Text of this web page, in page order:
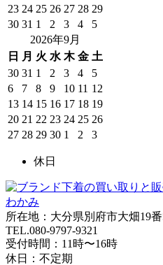
23 24 25 26 27 28 29
30 31 1 2 3 4
5
2026年9月
日
月 火 水 木 金 土
30 31 1 2 3 4
5
6
7 8 9 10 11 12
13 14 15 16 17 18 19
20 21 22 23 24 25 26
27 28 29 30 1 2 3
休日
所在地：大分県別府市大畑19
TEL.080-9797-9321
受付時間：11時〜16時
休日：不定期